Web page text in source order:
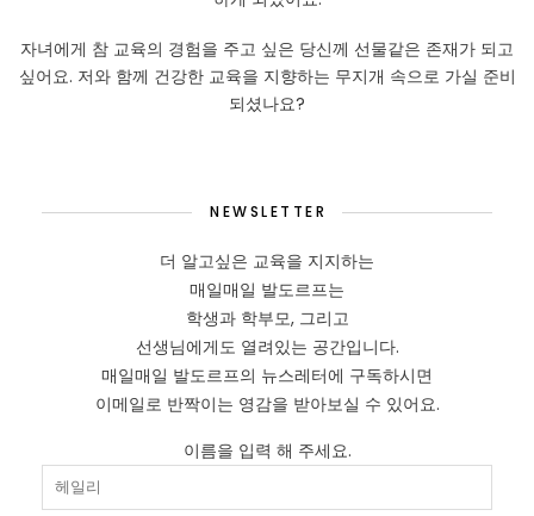
자녀에게 참 교육의 경험을 주고 싶은 당신께 선물같은 존재가 되고
싶어요. 저와 함께 건강한 교육을 지향하는 무지개 속으로 가실 준비
되셨나요?
NEWSLETTER
더 알고싶은 교육을 지지하는
매일매일 발도르프는
학생과 학부모, 그리고
선생님에게도 열려있는 공간입니다.
매일매일 발도르프의 뉴스레터에 구독하시면
이메일로 반짝이는 영감을 받아보실 수 있어요.
이름을 입력 해 주세요.